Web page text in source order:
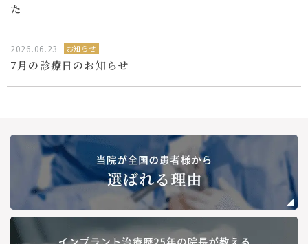
た
2026.06.23 お知らせ
7月の診療日のお知らせ